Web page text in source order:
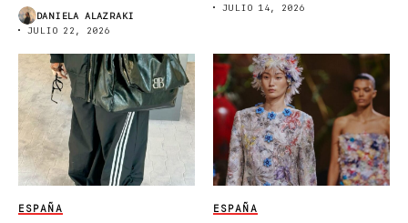
nacen cuando...
DANIELA ALAZRAKI
JULIO 22, 2026
JULIO 14, 2026
ESPAÑA ESPAÑA